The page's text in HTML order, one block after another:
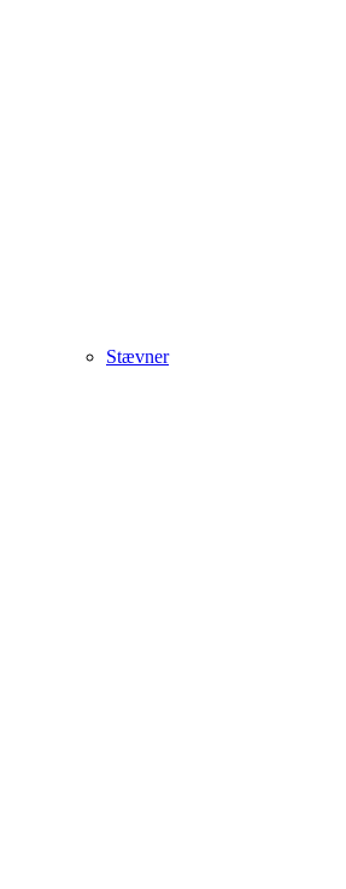
Stævner